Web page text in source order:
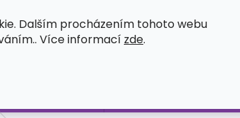
Dalším procházením tohoto webu
Více informací zde.